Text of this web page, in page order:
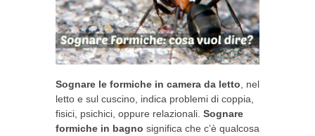
Sognare le formiche in camera da letto , nel
letto e sul cuscino, indica problemi di coppia,
fisici, psichici, oppure relazionali. Sognare
formiche in bagno significa che c’è qualcosa